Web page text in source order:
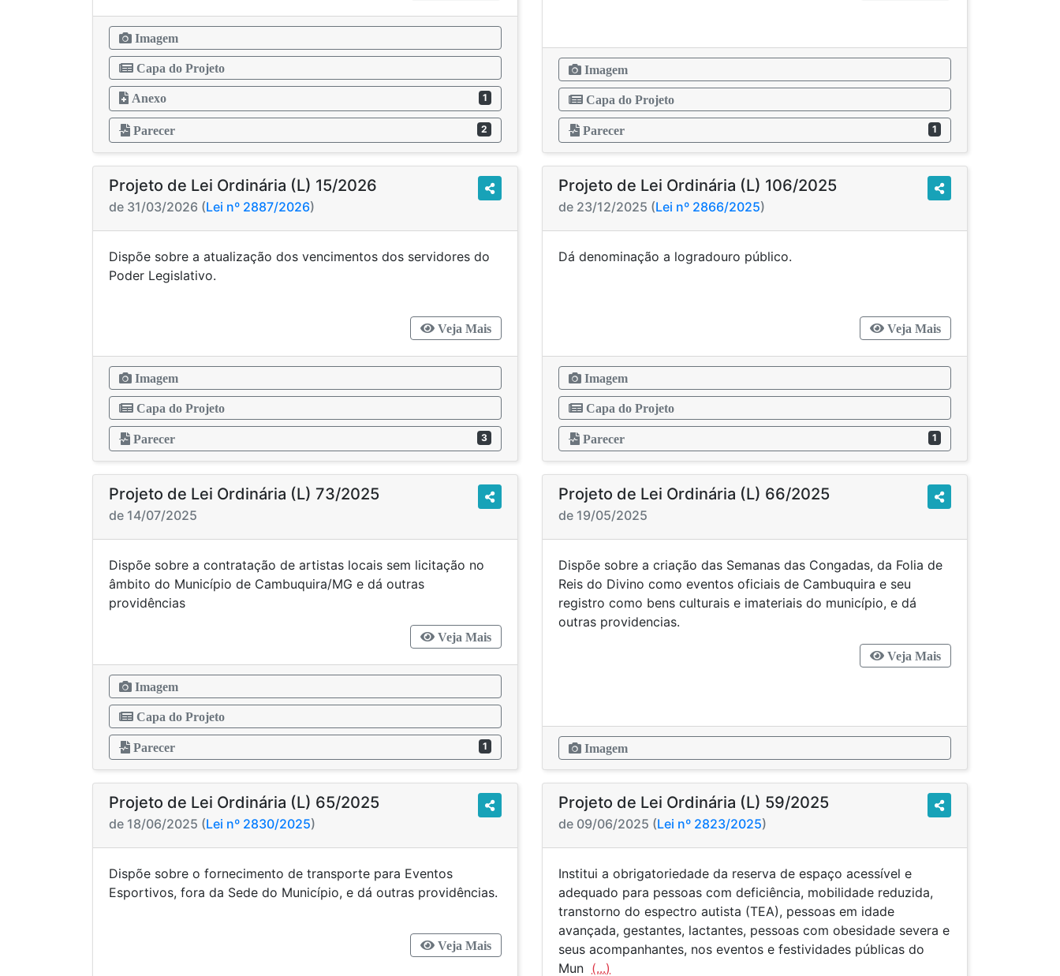
Imagem
Capa do Projeto
Anexo 1
Parecer 2
Imagem
Capa do Projeto
Parecer 1
Projeto de Lei Ordinária (L) 15/2026
de 31/03/2026 (Lei nº 2887/2026)
Dispõe sobre a atualização dos vencimentos dos servidores do
Poder Legislativo.
Veja Mais
Imagem
Capa do Projeto
Parecer 3
Projeto de Lei Ordinária (L) 106/2025
de 23/12/2025 (Lei nº 2866/2025)
Dá denominação a logradouro público.
Veja Mais
Imagem
Capa do Projeto
Parecer 1
Projeto de Lei Ordinária (L) 73/2025
de 14/07/2025
Dispõe sobre a contratação de artistas locais sem licitação no
âmbito do Município de Cambuquira/MG e dá outras
providências
Veja Mais
Imagem
Capa do Projeto
Parecer 1
Projeto de Lei Ordinária (L) 66/2025
de 19/05/2025
Dispõe sobre a criação das Semanas das Congadas, da Folia de
Reis do Divino como eventos oficiais de Cambuquira e seu
registro como bens culturais e imateriais do município, e dá
outras providencias.
Veja Mais
Imagem
Projeto de Lei Ordinária (L) 65/2025
de 18/06/2025 (Lei nº 2830/2025)
Dispõe sobre o fornecimento de transporte para Eventos
Esportivos, fora da Sede do Município, e dá outras providências.
Veja Mais
Projeto de Lei Ordinária (L) 59/2025
de 09/06/2025 (Lei nº 2823/2025)
Institui a obrigatoriedade da reserva de espaço acessível e
adequado para pessoas com deficiência, mobilidade reduzida,
transtorno do espectro autista (TEA), pessoas em idade
avançada, gestantes, lactantes, pessoas com obesidade severa e
seus acompanhantes, nos eventos e festividades públicas do
Mun (...)